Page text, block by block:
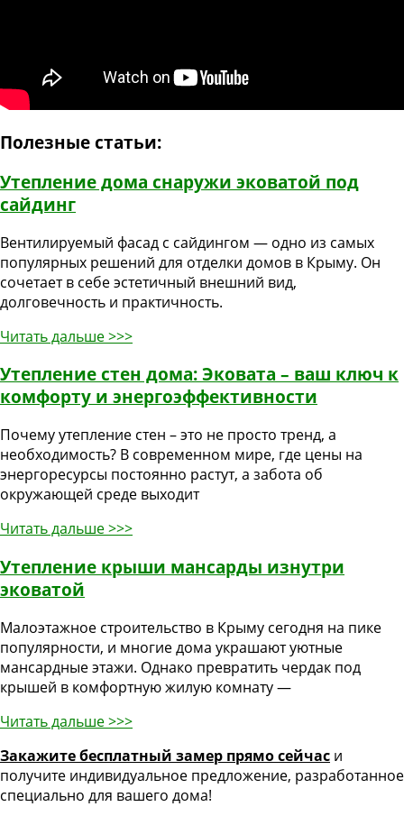
Полезные статьи:
Утепление дома снаружи эковатой под
сайдинг
Вентилируемый фасад с сайдингом — одно из самых
популярных решений для отделки домов в Крыму. Он
сочетает в себе эстетичный внешний вид,
долговечность и практичность.
Читать дальше >>>
Утепление стен дома: Эковата – ваш ключ к
комфорту и энергоэффективности
Почему утепление стен – это не просто тренд, а
необходимость? В современном мире, где цены на
энергоресурсы постоянно растут, а забота об
окружающей среде выходит
Читать дальше >>>
Утепление крыши мансарды изнутри
эковатой
Малоэтажное строительство в Крыму сегодня на пике
популярности, и многие дома украшают уютные
мансардные этажи. Однако превратить чердак под
крышей в комфортную жилую комнату —
Читать дальше >>>
Закажите бесплатный замер прямо сейчас и
получите индивидуальное предложение, разработанное
специально для вашего дома!